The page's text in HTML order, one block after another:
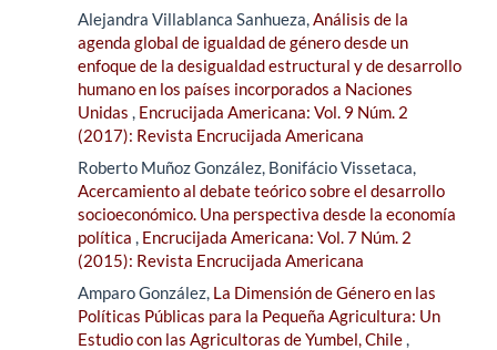
Alejandra Villablanca Sanhueza,Análisis de la
agenda global de igualdad de género desde un
enfoque de la desigualdad estructural y de desarrollo
humano en los países incorporados a Naciones
Unidas , Encrucijada Americana: Vol. 9 Núm. 2
(2017): Revista Encrucijada Americana
Roberto Muñoz González, Bonifácio Vissetaca,
Acercamiento al debate teórico sobre el desarrollo
socioeconómico. Una perspectiva desde la economía
política , Encrucijada Americana: Vol. 7 Núm. 2
(2015): Revista Encrucijada Americana
Amparo González, La Dimensión de Género en las
Políticas Públicas para la Pequeña Agricultura: Un
Estudio con las Agricultoras de Yumbel, Chile,